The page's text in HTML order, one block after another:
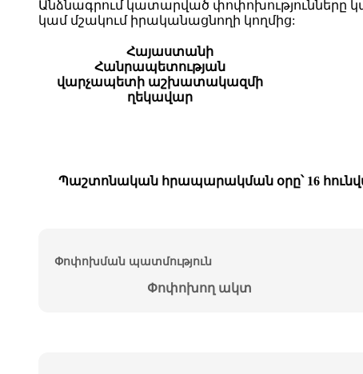
Անձնագրում կատարված փոփոխությունները
կամ մշակում իրականացնողի կողմից:
Հայաստանի
Հանրապետության
վարչապետի աշխատակազմի
ղեկավար
Պաշտոնական հրապարակման օրը՝ 16
Փոփոխման պատմություն
Փոփոխող ակտ